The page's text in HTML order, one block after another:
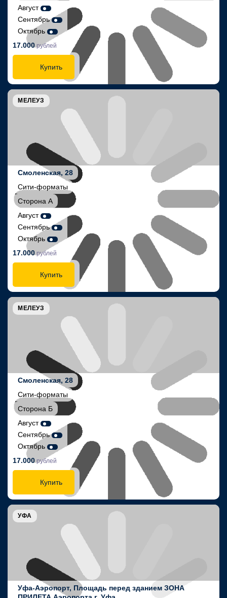
Август
Сентябрь
Октябрь
17.000рублей
Купить
МЕЛЕУЗ
Смоленская, 28
Сити-форматы
Сторона A
Август
Сентябрь
Октябрь
17.000рублей
Купить
МЕЛЕУЗ
Смоленская, 28
Сити-форматы
Сторона Б
Август
Сентябрь
Октябрь
17.000рублей
Купить
УФА
Уфа-Аэропорт, Площадь перед зданием ЗОНА